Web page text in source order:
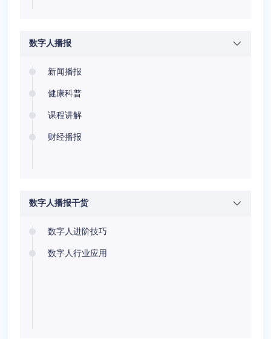
数字人播报
新闻播报
健康科普
课程讲解
财经播报
数字人播报干货
数字人进阶技巧
数字人行业应用